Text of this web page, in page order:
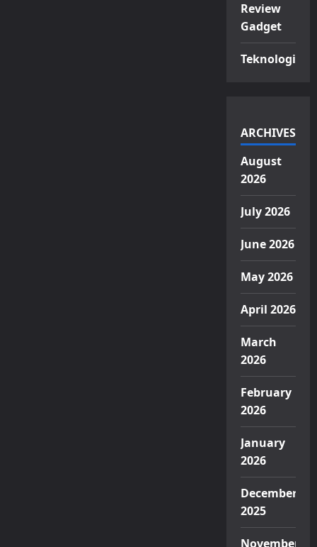
Review
Gadget
Teknologi
ARCHIVES
August
2026
July 2026
June 2026
May 2026
April 2026
March
2026
February
2026
January
2026
December
2025
November